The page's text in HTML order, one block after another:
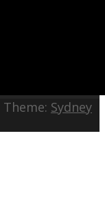
Theme: Sydney